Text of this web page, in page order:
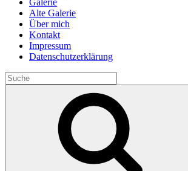
Galerie
Alte Galerie
Über mich
Kontakt
Impressum
Datenschutzerklärung
Search
for: